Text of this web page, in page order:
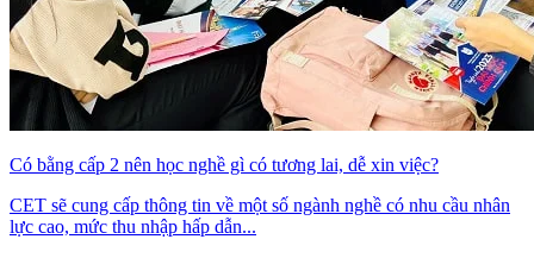
Có bằng cấp 2 nên học nghề gì có tương lai, dễ xin việc?
CET sẽ cung cấp thông tin về một số ngành nghề có nhu cầu nhân
lực cao, mức thu nhập hấp dẫn...